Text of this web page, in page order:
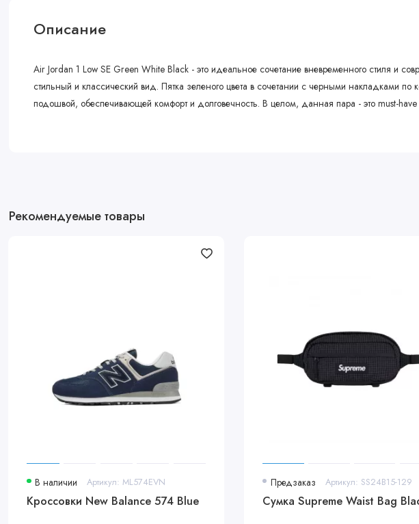
Описание
Air Jordan 1 Low SE Green White Black - это идеальное сочетание вневременного стиля и
стильный и классический вид. Пятка зеленого цвета в сочетании с черными накладками
подошвой, обеспечивающей комфорт и долговечность. В целом, данная пара - это must-
Рекомендуемые товары
В наличии Артикул: ML574EVN
Кроссовки New Balance 574 Blue
Предзаказ Артикул: SS24B15-129
Сумка Supreme Waist Bag